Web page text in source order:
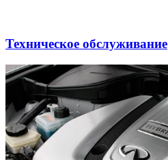
Техническое обслуживание